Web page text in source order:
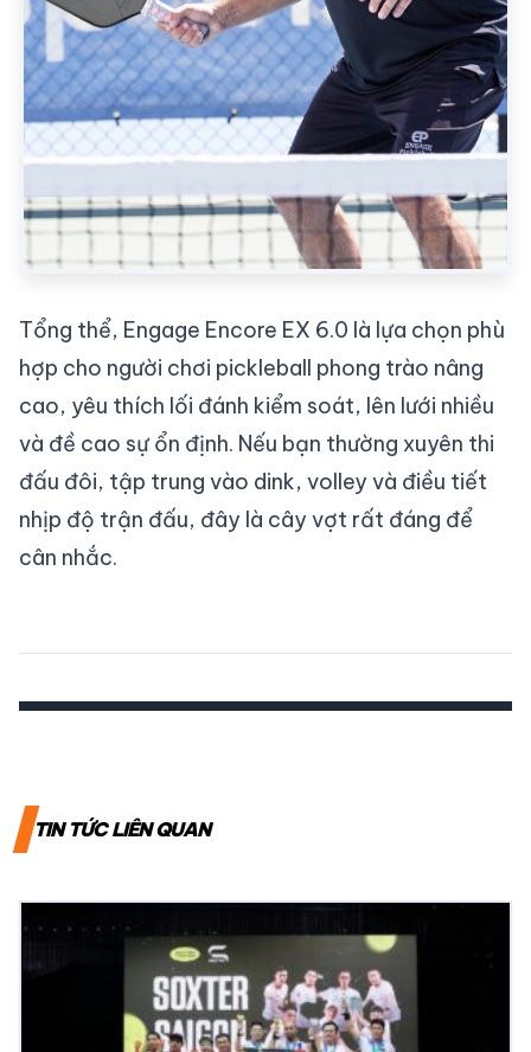
Tổng thể, Engage Encore EX 6.0 là lựa chọn phù
hợp cho người chơi pickleball phong trào nâng
cao, yêu thích lối đánh kiểm soát, lên lưới nhiều
và đề cao sự ổn định. Nếu bạn thường xuyên thi
đấu đôi, tập trung vào dink, volley và điều tiết
nhịp độ trận đấu, đây là cây vợt rất đáng để
cân nhắc.
TIN TỨC LIÊN QUAN